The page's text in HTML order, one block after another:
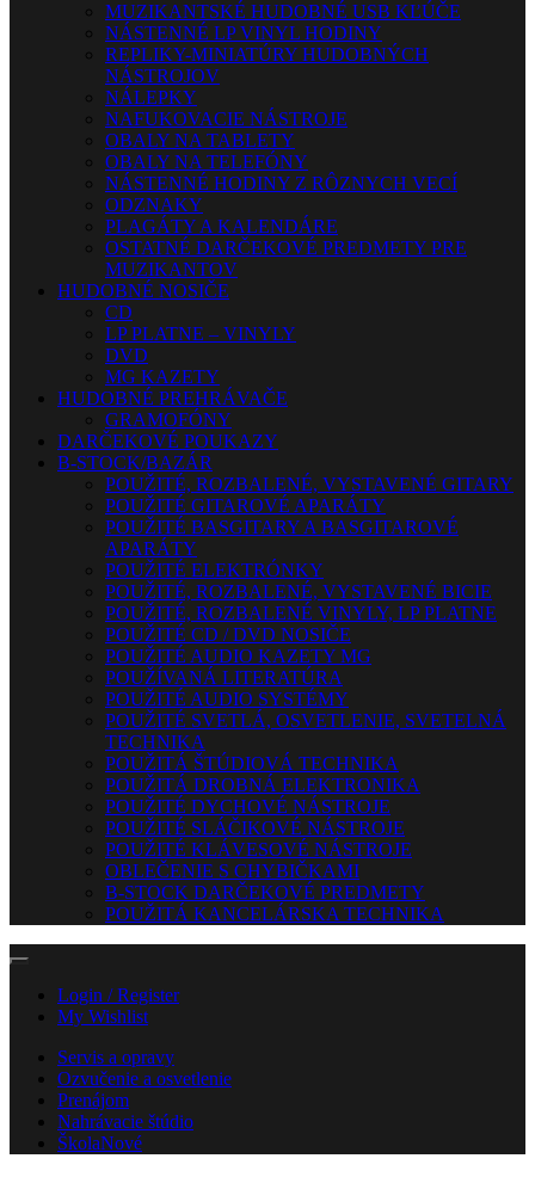
MUZIKANTSKÉ HUDOBNÉ USB KĽÚČE
NÁSTENNÉ LP VINYL HODINY
REPLIKY-MINIATÚRY HUDOBNÝCH
NÁSTROJOV
NÁLEPKY
NAFUKOVACIE NÁSTROJE
OBALY NA TABLETY
OBALY NA TELEFÓNY
NÁSTENNÉ HODINY Z RÔZNYCH VECÍ
ODZNAKY
PLAGÁTY A KALENDÁRE
OSTATNÉ DARČEKOVÉ PREDMETY PRE
MUZIKANTOV
HUDOBNÉ NOSIČE
CD
LP PLATNE – VINYLY
DVD
MG KAZETY
HUDOBNÉ PREHRÁVAČE
GRAMOFÓNY
DARČEKOVÉ POUKAZY
B-STOCK/BAZÁR
POUŽITÉ, ROZBALENÉ, VYSTAVENÉ GITARY
POUŽITÉ GITAROVÉ APARÁTY
POUŽITÉ BASGITARY A BASGITAROVÉ
APARÁTY
POUŽITÉ ELEKTRÓNKY
POUŽITÉ, ROZBALENÉ, VYSTAVENÉ BICIE
POUŽITÉ, ROZBALENÉ VINYLY, LP PLATNE
POUŽITÉ CD / DVD NOSIČE
POUŽITÉ AUDIO KAZETY MG
POUŽÍVANÁ LITERATÚRA
POUŽITÉ AUDIO SYSTÉMY
POUŽITÉ SVETLÁ, OSVETLENIE, SVETELNÁ
TECHNIKA
POUŽITÁ ŠTÚDIOVÁ TECHNIKA
POUŽITÁ DROBNÁ ELEKTRONIKA
POUŽITÉ DYCHOVÉ NÁSTROJE
POUŽITÉ SLÁČIKOVÉ NÁSTROJE
POUŽITÉ KLÁVESOVÉ NÁSTROJE
OBLEČENIE S CHYBIČKAMI
B-STOCK DARČEKOVÉ PREDMETY
POUŽITÁ KANCELÁRSKA TECHNIKA
Login / Register
My Wishlist
Servis a opravy
Ozvučenie a osvetlenie
Prenájom
Nahrávacie štúdio
ŠkolaNové